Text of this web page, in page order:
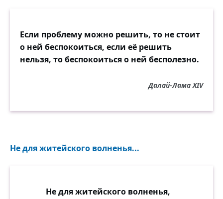
Если проблему можно решить, то не стоит
о ней беспокоиться, если её решить
нельзя, то беспокоиться о ней бесполезно.
Далай-Лама XIV
Не для житейского волненья...
Не для житейского волненья,